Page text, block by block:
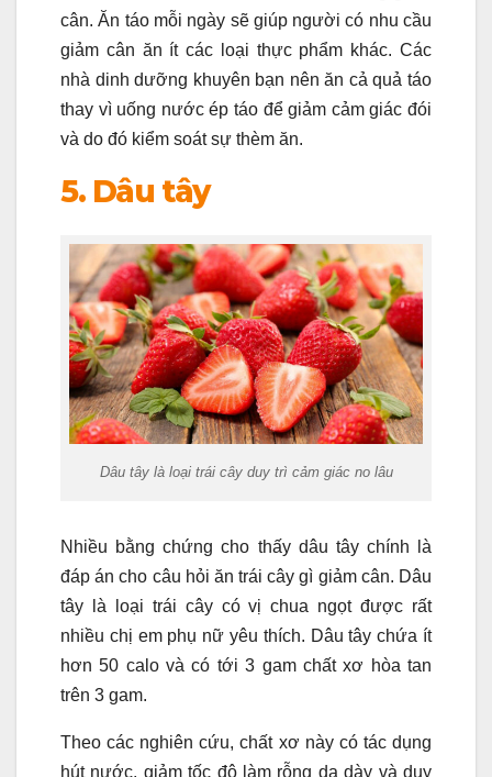
cân. Ăn táo mỗi ngày sẽ giúp người có nhu cầu
giảm cân ăn ít các loại thực phẩm khác. Các
nhà dinh dưỡng khuyên bạn nên ăn cả quả táo
thay vì uống nước ép táo để giảm cảm giác đói
và do đó kiểm soát sự thèm ăn.
5. Dâu tây
Dâu tây là loại trái cây duy trì cảm giác no lâu
Nhiều bằng chứng cho thấy dâu tây chính là
đáp án cho câu hỏi ăn trái cây gì giảm cân. Dâu
tây là loại trái cây có vị chua ngọt được rất
nhiều chị em phụ nữ yêu thích. Dâu tây chứa ít
hơn 50 calo và có tới 3 gam chất xơ hòa tan
trên 3 gam.
Theo các nghiên cứu, chất xơ này có tác dụng
hút nước, giảm tốc độ làm rỗng dạ dày và duy